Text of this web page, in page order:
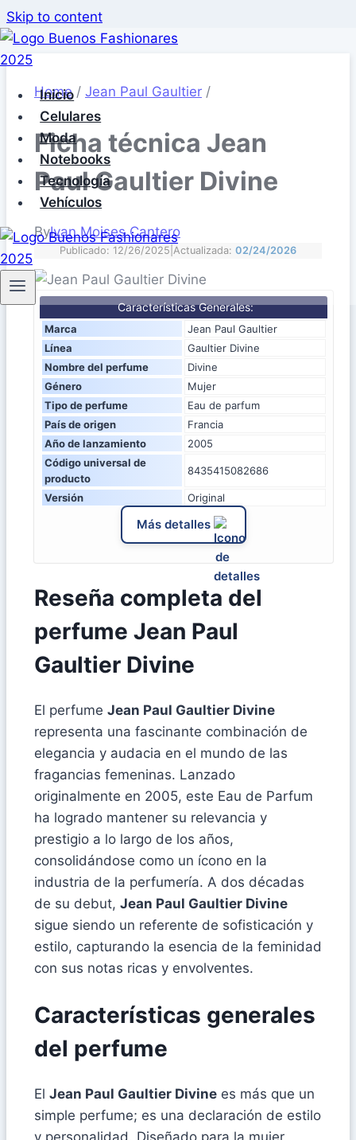
Skip to content
Inicio
Celulares
Moda
Notebooks
Tecnología
Vehículos
Home / Jean Paul Gaultier /
Ficha técnica Jean
Paul Gaultier Divine
ByIvan Moises Cantero
Publicado: 12/26/2025 Actualizada: 02/24/2026
Características Generales:
Marca
Jean Paul Gaultier
Línea
Gaultier Divine
Nombre del perfume
Divine
Género
Mujer
Tipo de perfume
Eau de parfum
País de origen
Francia
Año de lanzamiento
2005
Código universal de
producto
8435415082686
Versión Original
Más detalles
Reseña completa del
perfume Jean Paul
Gaultier Divine
El perfume Jean Paul Gaultier Divine
representa una fascinante combinación de
elegancia y audacia en el mundo de las
fragancias femeninas. Lanzado
originalmente en 2005, este Eau de Parfum
ha logrado mantener su relevancia y
prestigio a lo largo de los años,
consolidándose como un ícono en la
industria de la perfumería. A dos décadas
de su debut, Jean Paul Gaultier Divine
sigue siendo un referente de sofisticación y
estilo, capturando la esencia de la feminidad
con sus notas ricas y envolventes.
Características generales
del perfume
El Jean Paul Gaultier Divine es más que un
simple perfume; es una declaración de estilo
y personalidad. Diseñado para la mujer